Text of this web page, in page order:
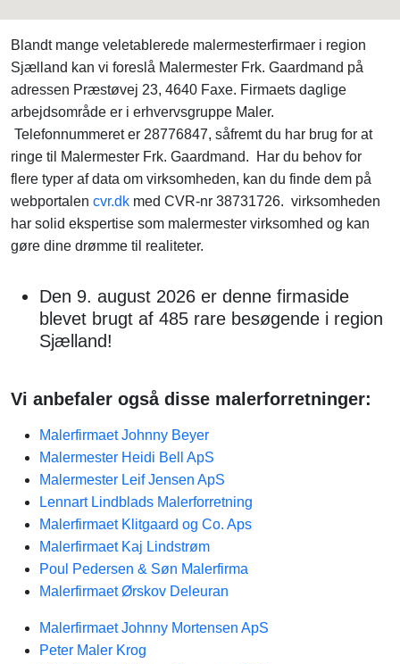
Blandt mange veletablerede malermesterfirmaer i region
Sjælland kan vi foreslå Malermester Frk. Gaardmand på
adressen Præstøvej 23, 4640 Faxe. Firmaets daglige
arbejdsområde er i erhvervsgruppe Maler.
Telefonnummeret er 28776847, såfremt du har brug for at
ringe til Malermester Frk. Gaardmand. Har du behov for
flere typer af data om virksomheden, kan du finde dem på
webportalen cvr.dk med CVR-nr 38731726. virksomheden
har solid ekspertise som malermester virksomhed og kan
gøre dine drømme til realiteter.
Den 9. august 2026 er denne firmaside
blevet brugt af 485 rare besøgende i region
Sjælland!
Vi anbefaler også disse malerforretninger:
Malerfirmaet Johnny Beyer
Malermester Heidi Bell ApS
Malermester Leif Jensen ApS
Lennart Lindblads Malerforretning
Malerfirmaet Klitgaard og Co. Aps
Malerfirmaet Kaj Lindstrøm
Poul Pedersen & Søn Malerfirma
Malerfirmaet Ørskov Deleuran
Malerfirmaet Johnny Mortensen ApS
Peter Maler Krog